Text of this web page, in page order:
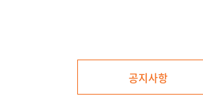
공지사항